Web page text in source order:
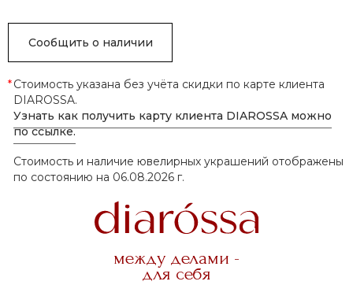
Сообщить о наличии
*Стоимость указана без учёта скидки по карте клиента
DIAROSSA.
Узнать как получить карту клиента DIAROSSA можно
по ссылке.
Стоимость и наличие ювелирных украшений отображены
по состоянию на 06.08.2026 г.
между делами -
для себя